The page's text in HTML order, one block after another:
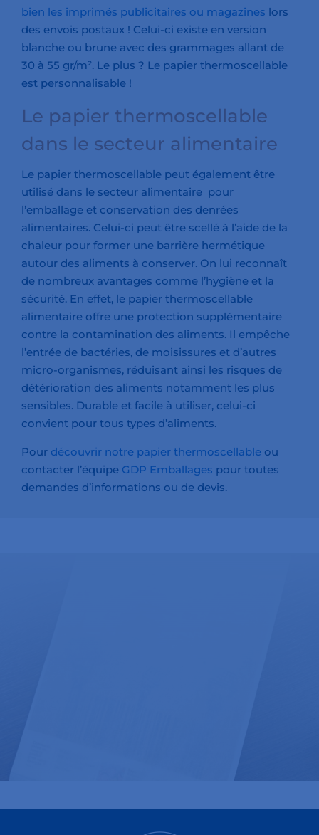
bien les imprimés publicitaires ou magazines lors
des envois postaux ! Celui-ci existe en version
blanche ou brune avec des grammages allant de
30 à 55 gr/m². Le plus ? Le papier thermoscellable
est personnalisable !
Le papier thermoscellable
dans le secteur alimentaire
Le papier thermoscellable peut également être
utilisé dans le secteur alimentaire pour
l’emballage et conservation des denrées
alimentaires. Celui-ci peut être scellé à l’aide de la
chaleur pour former une barrière hermétique
autour des aliments à conserver. On lui reconnaît
de nombreux avantages comme l’hygiène et la
sécurité. En effet, le papier thermoscellable
alimentaire offre une protection supplémentaire
contre la contamination des aliments. Il empêche
l’entrée de bactéries, de moisissures et d’autres
micro-organismes, réduisant ainsi les risques de
détérioration des aliments notamment les plus
sensibles. Durable et facile à utiliser, celui-ci
convient pour tous types d’aliments.
Pour découvrir notre papier thermoscellable ou
contacter l’équipe GDP Emballages pour toutes
demandes d’informations ou de devis.